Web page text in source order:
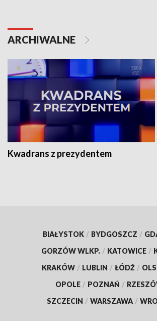
ARCHIWALNE
Kwadrans z prezydentem
BIAŁYSTOK / BYDGOSZCZ /
GORZÓW WLKP. / KATOWICE /
KRAKÓW / LUBLIN / ŁÓDŹ /
OPOLE / POZNAŃ /
SZCZECIN / WARSZAWA /